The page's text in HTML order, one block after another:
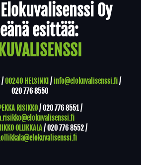
Oy
esittää:
/00240 HELSINKI / info@elokuvalisenssi.fi/
020 776 8550
PEKKA RISIKKO/020 776 8551/
OLLIKKALA/020 776 8552/